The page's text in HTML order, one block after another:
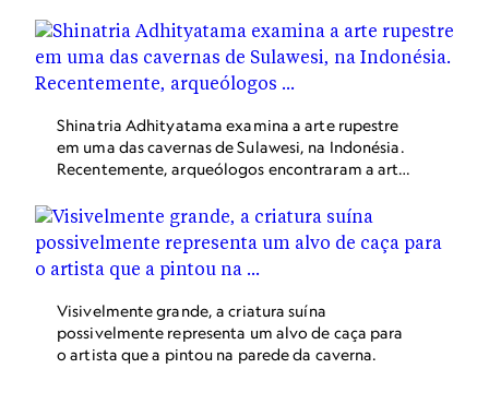
Metanduno, na ilha de Muna, no sudeste da
Indonésia.
Shinatria Adhityatama examina a arte rupestre
em uma das cavernas de Sulawesi, na Indonésia.
Recentemente, arqueólogos encontraram a arte
Metanduno, na ilha indonésia de Muna.
Visivelmente grande, a criatura suína
possivelmente representa um alvo de caça para
o artista que a pintou na parede da caverna.